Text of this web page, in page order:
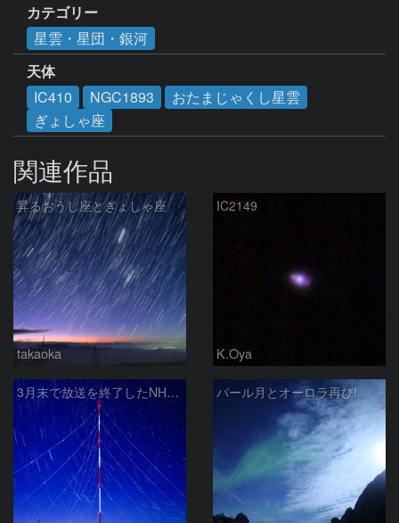
カテゴリー
星雲・星団・銀河
天体
IC410
NGC1893
おたまじゃくし星雲
ぎょしゃ座
関連作品
昇るおうし座とぎょしゃ座
takaoka
IC2149
K.Oya
3月末で放送を終了したNHKラジオ第2放送の送信アンテナと星空 パール月とオーロラ再び!